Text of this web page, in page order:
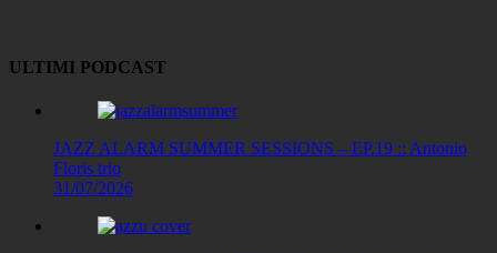
ULTIMI PODCAST
JAZZ ALARM SUMMER SESSIONS – EP.19 :: Antonio
Floris trio
31/07/2026